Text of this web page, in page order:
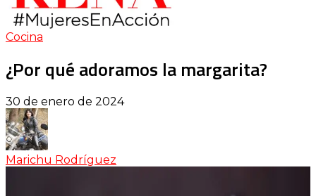
Cocina
¿Por qué adoramos la margarita?
30 de enero de 2024
Marichu Rodríguez